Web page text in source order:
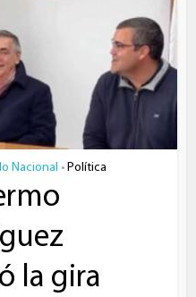
Nacional • Política
la gira